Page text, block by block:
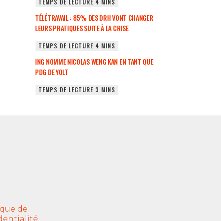
TÉLÉTRAVAIL : 85% DES DRH VONT CHANGER
LEURS PRATIQUES SUITE À LA CRISE
ING NOMME NICOLAS WENG KAN EN TANT QUE
PDG DE YOLT
de